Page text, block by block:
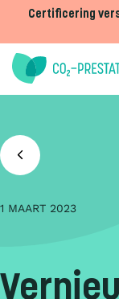
Certificering
1 MAART 2023